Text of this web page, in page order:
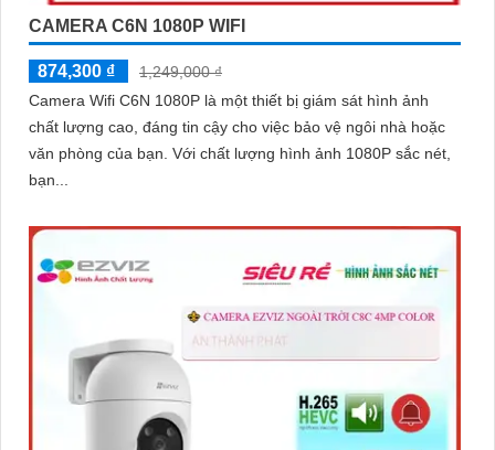
CAMERA C6N 1080P WIFI
874,300 ₫
1,249,000 ₫
Camera Wifi C6N 1080P là một thiết bị giám sát hình ảnh
chất lượng cao, đáng tin cậy cho việc bảo vệ ngôi nhà hoặc
văn phòng của bạn. Với chất lượng hình ảnh 1080P sắc nét,
bạn...